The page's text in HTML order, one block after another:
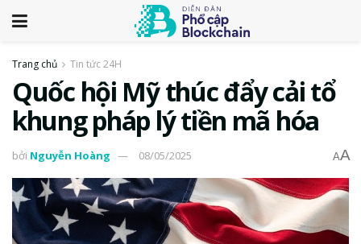
Trang chủ Tin tức 24H
Quốc hội Mỹ thúc đẩy cải tổ
khung pháp lý tiền mã hóa
bởi Nguyễn Hoàng 08/05/2025 AA